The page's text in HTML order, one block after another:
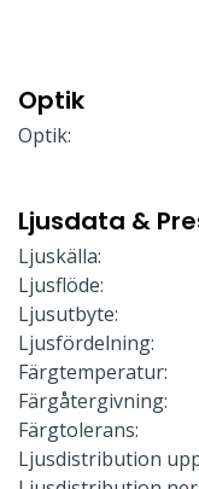
Optik
Optik:
Ljusdata &
Ljuskälla:
Ljusflöde:
Ljusutbyte:
Ljusfördelning:
Färgtemperatur:
Färgåtergivning:
Färgtolerans:
Ljusdistribution